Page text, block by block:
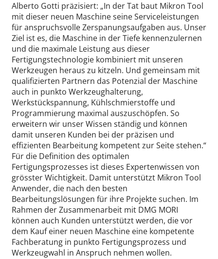
Alberto Gotti präzisiert: „In der Tat baut Mikron Tool
mit dieser neuen Maschine seine Serviceleistungen
für anspruchsvolle Zerspanungsaufgaben aus. Unser
Ziel ist es, die Maschine in der Tiefe kennenzulernen
und die maximale Leistung aus dieser
Fertigungstechnologie kombiniert mit unseren
Werkzeugen heraus zu kitzeln. Und gemeinsam mit
qualifizierten Partnern das Potenzial der Maschine
auch in punkto Werkzeughalterung,
Werkstückspannung, Kühlschmierstoffe und
Programmierung maximal auszuschöpfen. So
erweitern wir unser Wissen ständig und können
damit unseren Kunden bei der präzisen und
effizienten Bearbeitung kompetent zur Seite stehen.“
Für die Definition des optimalen
Fertigungsprozesses ist dieses Expertenwissen von
grösster Wichtigkeit. Damit unterstützt Mikron Tool
Anwender, die nach den besten
Bearbeitungslösungen für ihre Projekte suchen. Im
Rahmen der Zusammenarbeit mit DMG MORI
können auch Kunden unterstützt werden, die vor
dem Kauf einer neuen Maschine eine kompetente
Fachberatung in punkto Fertigungsprozess und
Werkzeugwahl in Anspruch nehmen wollen.